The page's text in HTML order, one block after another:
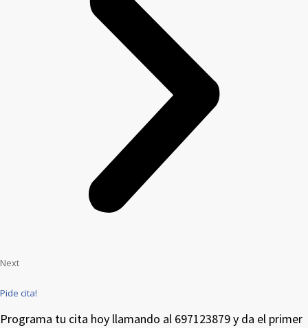
Next
Pide cita!
Programa tu cita hoy llamando al 697123879 y da el primer